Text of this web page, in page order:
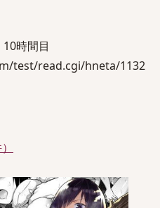
時間目
test/read.cgi/hneta/1132